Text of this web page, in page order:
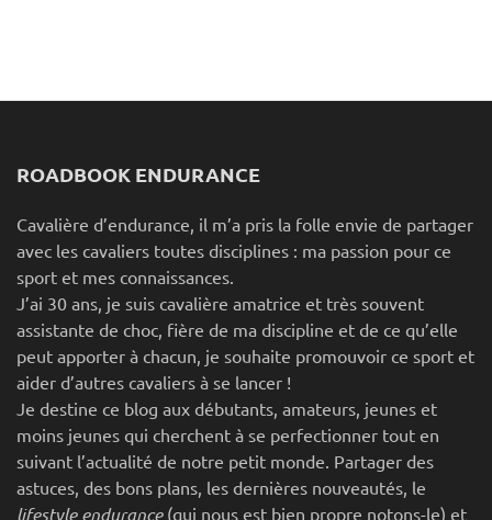
ROADBOOK ENDURANCE
Cavalière d’endurance, il m’a pris la folle envie de partager
avec les cavaliers toutes disciplines : ma passion pour ce
sport et mes connaissances.
J’ai 30 ans, je suis cavalière amatrice et très souvent
assistante de choc, fière de ma discipline et de ce qu’elle
peut apporter à chacun, je souhaite promouvoir ce sport et
aider d’autres cavaliers à se lancer !
Je destine ce blog aux débutants, amateurs, jeunes et
moins jeunes qui cherchent à se perfectionner tout en
suivant l’actualité de notre petit monde. Partager des
astuces, des bons plans, les dernières nouveautés, le
lifestyle endurance(qui nous est bien propre notons-le) et